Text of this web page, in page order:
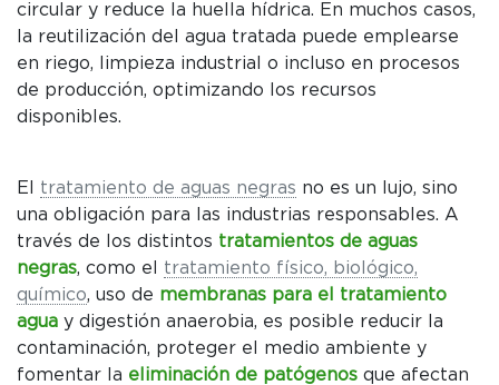
circular y reduce la huella hídrica. En muchos casos,
la reutilización del agua tratada puede emplearse
en riego, limpieza industrial o incluso en procesos
de producción, optimizando los recursos
disponibles.
El tratamiento de aguas negras no es un lujo, sino
una obligación para las industrias responsables. A
través de los distintos tratamientos de aguas
negras, como el tratamiento físico, biológico,
químico, uso de membranas para el tratamiento
agua y digestión anaerobia, es posible reducir la
contaminación, proteger el medio ambiente y
fomentar la eliminación de patógenos que afectan